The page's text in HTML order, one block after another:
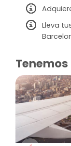
Lleva